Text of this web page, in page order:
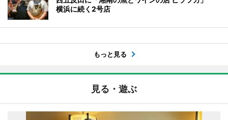
横浜に続く2号店
もっと見る
見る・遊ぶ